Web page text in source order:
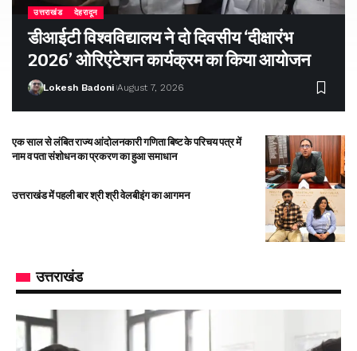
उत्तराखंड देहरादून
डीआईटी विश्वविद्यालय ने दो दिवसीय ‘दीक्षारंभ
2026’ ओरिएंटेशन कार्यक्रम का किया आयोजन
Lokesh Badoni August 7, 2026
एक साल से लंबित राज्य आंदोलनकारी गणिता बिष्ट के परिचय पत्र में
नाम व पता संशोधन का प्रकरण का हुआ समाधान
उत्तराखंड में पहली बार श्री श्री वेलबीइंग का आगमन
उत्तराखंड